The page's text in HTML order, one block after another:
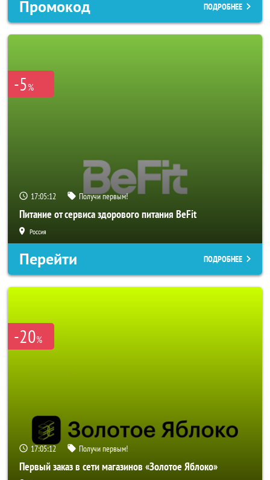
Промокод ПОДРОБНЕЕ
-5%
17:05:10 Получи первым!
Питание от сервиса здорового питания BeFit
Россия
Перейти ПОДРОБНЕЕ
-20%
17:05:10 Получи первым!
Первый заказ в сети магазинов «Золотое Яблоко»